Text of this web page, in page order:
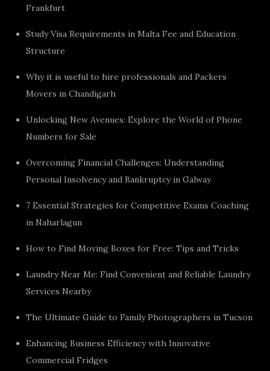
Frankfurt
Study Visa Requirements in Malta Fee and Education
Structure
Why it is useful to hire professionals and Packers
Movers in Chandigarh
Unlocking New Avenues: Explore the World of Phone
Numbers for Sale
Overcoming Financial Challenges: Understanding
Personal Insolvency and Bankruptcy in Galway
7 Essential Strategies for Competitive Exams Coaching
in Naharlagun
How to Find Moving Boxes for Free: Tips and Tricks
Laundry Near Me: Find Convenient and Reliable Laundry
Services Nearby
The Ultimate Guide to Family Photographers in Tucson
Enhancing Business Efficiency with Innovative
Commercial Fridges